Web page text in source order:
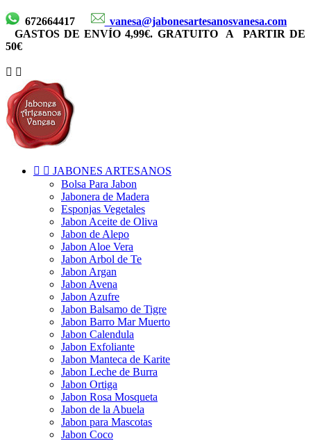
672664417
vanesa@jabonesartesanosvanesa.com
GASTOSDE ENVÍO 4,99€. GRATUITO A PARTIR DE
50€
 
  JABONES ARTESANOS
Bolsa Para Jabon
Jabonera de Madera
Esponjas Vegetales
Jabon Aceite de Oliva
Jabon de Alepo
Jabon Aloe Vera
Jabon Arbol de Te
Jabon Argan
Jabon Avena
Jabon Azufre
Jabon Balsamo de Tigre
Jabon Barro Mar Muerto
Jabon Calendula
Jabon Exfoliante
Jabon Manteca de Karite
Jabon Leche de Burra
Jabon Ortiga
Jabon Rosa Mosqueta
Jabon de la Abuela
Jabon para Mascotas
Jabon Coco